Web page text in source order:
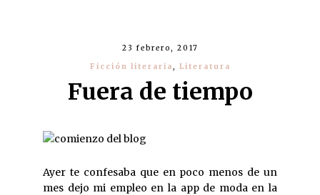
23 febrero, 2017
Ficción literaria, Literatura
Fuera de tiempo
Ayer te confesaba que en poco menos de un
mes dejo mi empleo en la app de moda en la